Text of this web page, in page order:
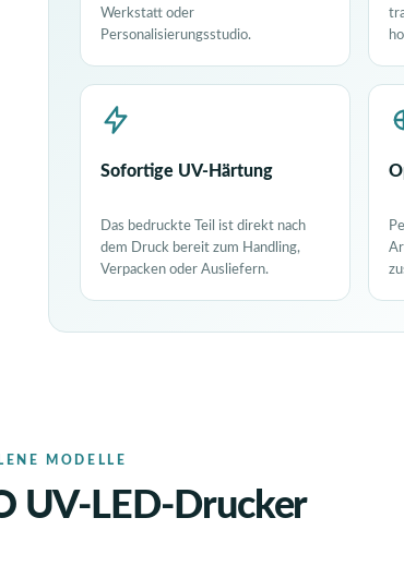
Werkstatt oder
Personalisierungsstudio.
Sofortige UV-Härtung
Das bedruckte Teil ist direkt nach
dem Druck bereit zum Handling,
Verpacken oder Ausliefern.
MODELLE
UV-LED-Drucker